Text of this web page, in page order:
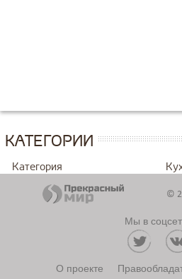
КАТЕГОРИИ
Категория
©
Мы в
О проекте